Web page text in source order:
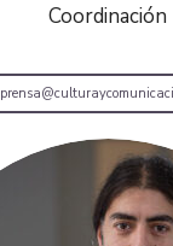
Coordinación